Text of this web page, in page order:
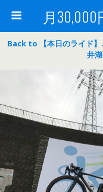
Back to 【本日のライド】
井